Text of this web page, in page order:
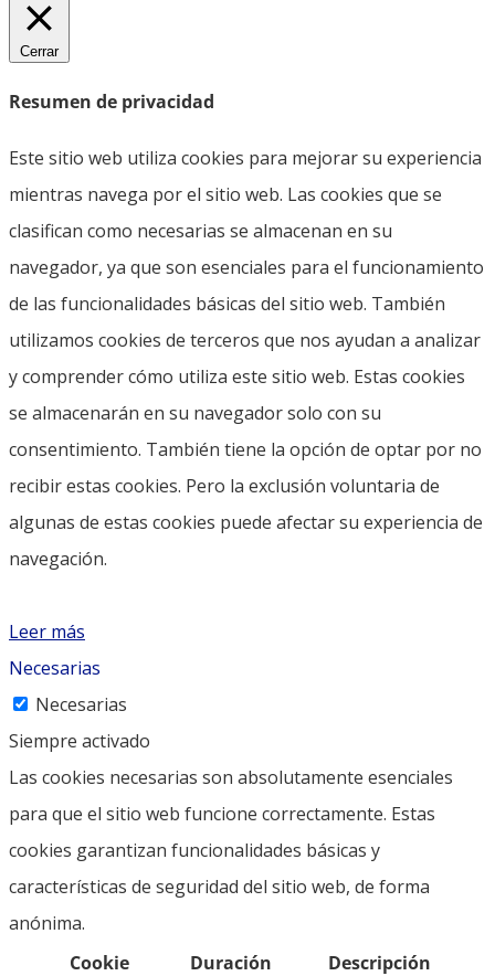
Cerrar
Resumen de privacidad
Este sitio web utiliza cookies para mejorar su experiencia
mientras navega por el sitio web. Las cookies que se
clasifican como necesarias se almacenan en su
navegador, ya que son esenciales para el funcionamiento
de las funcionalidades básicas del sitio web. También
utilizamos cookies de terceros que nos ayudan a analizar
y comprender cómo utiliza este sitio web. Estas cookies
se almacenarán en su navegador solo con su
consentimiento. También tiene la opción de optar por no
recibir estas cookies. Pero la exclusión voluntaria de
algunas de estas cookies puede afectar su experiencia de
navegación.
Leer más
Necesarias
Necesarias
Siempre activado
Las cookies necesarias son absolutamente esenciales
para que el sitio web funcione correctamente. Estas
cookies garantizan funcionalidades básicas y
características de seguridad del sitio web, de forma
anónima.
Cookie
Duración Descripción